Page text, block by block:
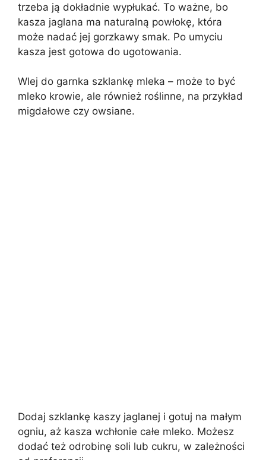
trzeba ją dokładnie wypłukać. To ważne, bo
kasza jaglana ma naturalną powłokę, która
może nadać jej gorzkawy smak. Po umyciu
kasza jest gotowa do ugotowania.
Wlej do garnka szklankę mleka – może to być
mleko krowie, ale również roślinne, na przykład
migdałowe czy owsiane.
Dodaj szklankę kaszy jaglanej i gotuj na małym
ogniu, aż kasza wchłonie całe mleko. Możesz
dodać też odrobinę soli lub cukru, w zależności